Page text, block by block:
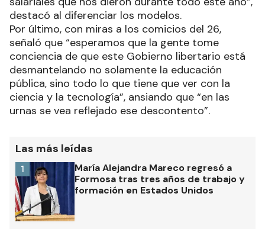
destacó al diferenciar los modelos.
Por último, con miras a los comicios del 26,
señaló que “esperamos que la gente tome
conciencia de que este Gobierno libertario está
desmantelando no solamente la educación
pública, sino todo lo que tiene que ver con la
ciencia y la tecnología”, ansiando que “en las
urnas se vea reflejado ese descontento”.
Las más leídas
María Alejandra Mareco regresó a
Formosa tras tres años de trabajo y
formación en Estados Unidos
1